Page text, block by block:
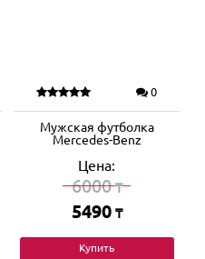
0
Мужская футболка
Mercedes-Benz
Цена:
6000₸
5490 ₸
Купить